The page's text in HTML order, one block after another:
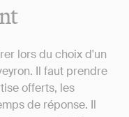
lors du choix d'un
Il faut prendre
offerts, les
de réponse. Il